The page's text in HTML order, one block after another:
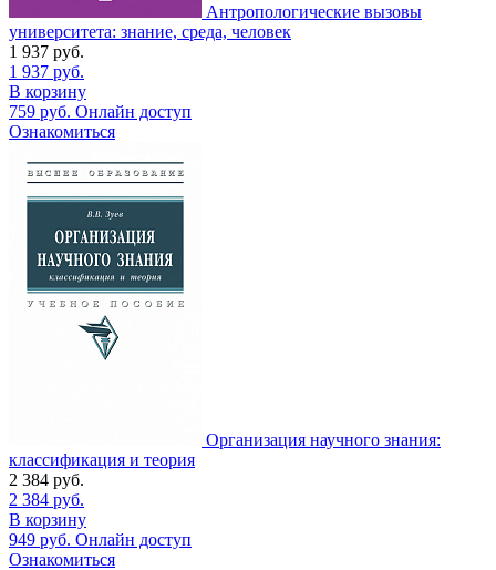
Антропологические вызовы
университета: знание, среда, человек
1 937 руб.
1 937 руб.
В корзину
759 руб. Онлайн доступ
Ознакомиться
Организация научного знания:
классификация и теория
2 384 руб.
2 384 руб.
В корзину
949 руб. Онлайн доступ
Ознакомиться